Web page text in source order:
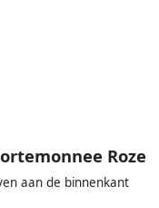
Roze
aan de binnenkant